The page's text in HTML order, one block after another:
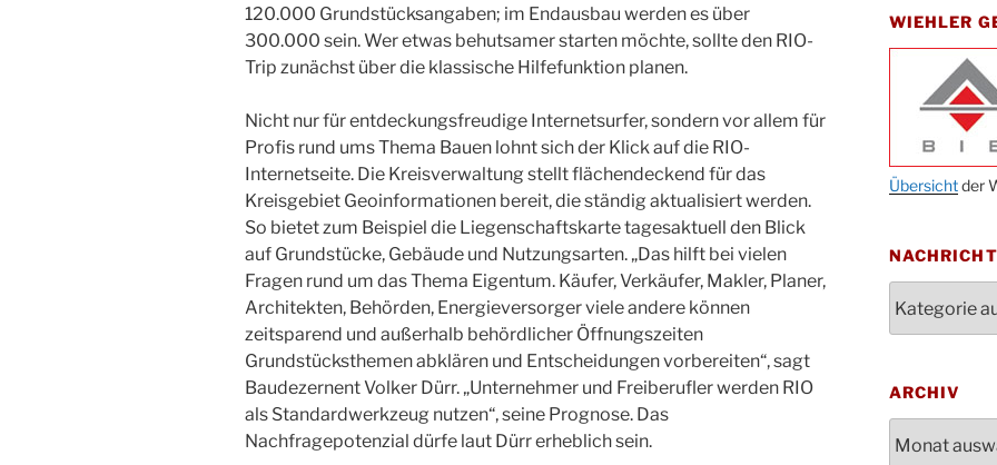
120.000 Grundstücksangaben; im Endausbau werden es über
300.000 sein. Wer etwas behutsamer starten möchte, sollte den RIO-
Trip zunächst über die klassische Hilfefunktion planen.
Nicht nur für entdeckungsfreudige Internetsurfer, sondern vor allem für
Profis rund ums Thema Bauen lohnt sich der Klick auf die RIO-
Internetseite. Die Kreisverwaltung stellt flächendeckend für das
Kreisgebiet Geoinformationen bereit, die ständig aktualisiert werden.
So bietet zum Beispiel die Liegenschaftskarte tagesaktuell den Blick
auf Grundstücke, Gebäude und Nutzungsarten. „Das hilft bei vielen
Fragen rund um das Thema Eigentum. Käufer, Verkäufer, Makler, Planer,
Architekten, Behörden, Energieversorger viele andere können
zeitsparend und außerhalb behördlicher Öffnungszeiten
Grundstücksthemen abklären und Entscheidungen vorbereiten“, sagt
Baudezernent Volker Dürr. „Unternehmer und Freiberufler werden RIO
als Standardwerkzeug nutzen“, seine Prognose. Das
Nachfragepotenzial dürfe laut Dürr erheblich sein.
10-12
Kirche
18:00
11.10.
29.10.
31.10.
12.11.
WIEHLER
Übersichtder
ARCHIV